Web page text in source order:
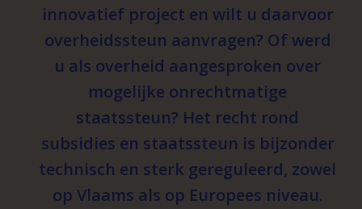
innovatief project en wilt u daarvoor
overheidssteun aanvragen? Of werd
u als overheid aangesproken over
mogelijke onrechtmatige
staatssteun? Het recht rond
subsidies en staatssteun is bijzonder
technisch en sterk gereguleerd, zowel
op Vlaams als op Europees niveau.